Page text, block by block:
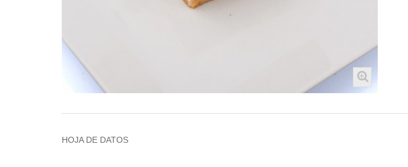
HOJA DE DATOS